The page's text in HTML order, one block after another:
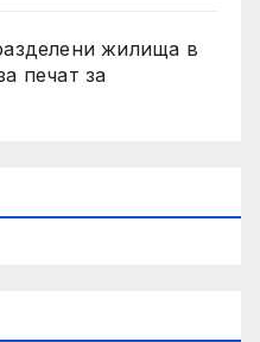
жилища в
печат за